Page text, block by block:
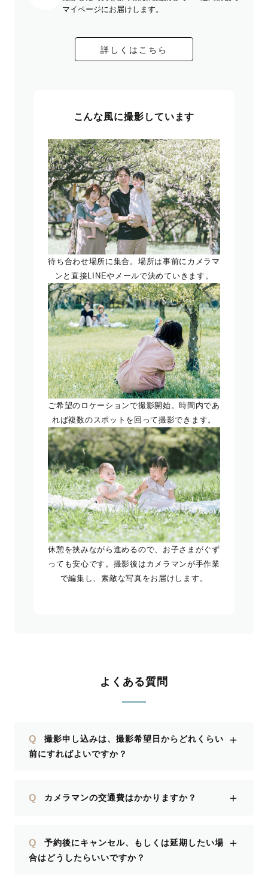
マイページにお届けします。
詳しくはこちら
こんな風に撮影しています
待ち合わせ場所に集合。場所は事前にカメラマ
ンと直接LINEやメールで決めていきます。
ご希望のロケーションで撮影開始。時間内であ
れば複数のスポットを回って撮影できます。
休憩を挟みながら進めるので、お子さまがぐず
っても安心です。撮影後はカメラマンが手作業
で編集し、素敵な写真をお届けします。
よくある質問
Q
撮影申し込みは、撮影希望日からどれくらい
前にすればよいですか？
＋
Q カメラマンの交通費はかかりますか？ ＋
Q
予約後にキャンセル、もしくは延期したい場
合はどうしたらいいですか？
＋